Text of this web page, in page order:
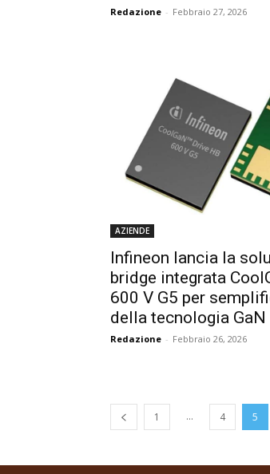
Redazione - Febbraio 27, 2026
AZIENDE
Infineon lancia la
bridge integrata
600 V G5 per
della tecnologia GaN
Redazione - Febbraio 26, 2026
1 ... 4 5